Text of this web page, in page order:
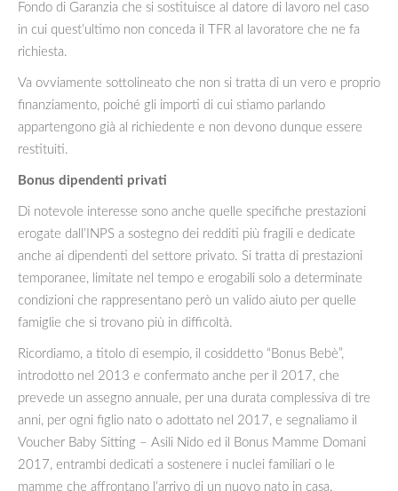
Fondo di Garanzia che si sostituisce al datore di lavoro nel caso
in cui quest’ultimo non conceda il TFR al lavoratore che ne fa
richiesta.
Va ovviamente sottolineato che non si tratta di un vero e proprio
finanziamento, poiché gli importi di cui stiamo parlando
appartengono già al richiedente e non devono dunque essere
restituiti.
Bonus dipendenti privati
Di notevole interesse sono anche quelle specifiche prestazioni
erogate dall’INPS a sostegno dei redditi più fragili e dedicate
anche ai dipendenti del settore privato. Si tratta di prestazioni
temporanee, limitate nel tempo e erogabili solo a determinate
condizioni che rappresentano però un valido aiuto per quelle
famiglie che si trovano più in difficoltà.
Ricordiamo, a titolo di esempio, il cosiddetto “Bonus Bebè”,
introdotto nel 2013 e confermato anche per il 2017, che
prevede un assegno annuale, per una durata complessiva di tre
anni, per ogni figlio nato o adottato nel 2017, e segnaliamo il
Voucher Baby Sitting – Asili Nido ed il Bonus Mamme Domani
2017, entrambi dedicati a sostenere i nuclei familiari o le
mamme che affrontano l’arrivo di un nuovo nato in casa.